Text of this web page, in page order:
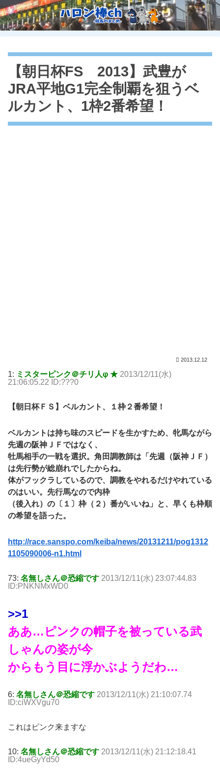
【朝日杯FS 2013】武豊が
JRA平地G1完全制覇を狙うベ
ルカント、1枠2番希望！
2013.12.12
1: ミスターピンク＠チリ人φ ★ 2013/12/11(水)
21:06:05.22 ID:???0
【朝日杯ＦＳ】ベルカント、１枠２番希望！
ベルカントは持ち味のスピードを生かすため、牝馬ながら
先週の阪神ＪＦではなく、
牡馬相手の一戦を選択。角田調教師は「先週（阪神ＪＦ）
は先行勢が総崩れでしたからね。
体がフックラしているので、調教をやれるだけやれている
のはいい。先行馬なので内枠
（後入れ）の〔１〕枠（２）番がいいね」と、早くも枠順
の希望を語った。
http://race.sanspo.com/keiba/news/20131211/pog1312
1105090006-n1.html
73: 名無しさん＠恐縮です 2013/12/11(水) 23:07:44.83
ID:PNKNMxWD0
>>1
ああ…ピンクの帽子を被っている武
しゃんの姿が今
からもう目に浮かぶようだわ…
6: 名無しさん＠恐縮です 2013/12/11(水) 21:10:07.74
ID:ciWXVgu70
これはピンク来ますな
10: 名無しさん＠恐縮です 2013/12/11(水) 21:12:18.41
ID:4ueGyYd50